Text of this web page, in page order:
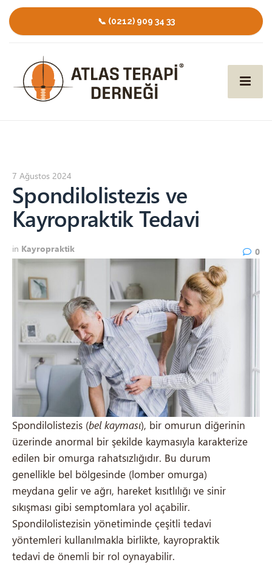
📞 (0212) 909 34 33
7 Ağustos 2024
Spondilolistezis ve
Kayropraktik Tedavi
in Kayropraktik 0
Spondilolistezis (bel kayması), bir omurun diğerinin
üzerinde anormal bir şekilde kaymasıyla karakterize
edilen bir omurga rahatsızlığıdır. Bu durum
genellikle bel bölgesinde (lomber omurga)
meydana gelir ve ağrı, hareket kısıtlılığı ve sinir
sıkışması gibi semptomlara yol açabilir.
Spondilolistezisin yönetiminde çeşitli tedavi
yöntemleri kullanılmakla birlikte, kayropraktik
tedavi de önemli bir rol oynayabilir.